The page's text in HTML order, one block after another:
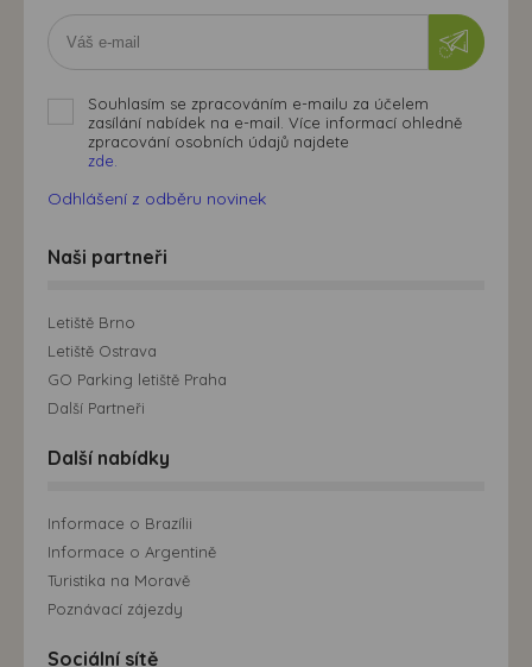
Souhlasím se zpracováním e-mailu za účelem
zasílání nabídek na e-mail. Více informací ohledně
zpracování osobních údajů najdete
zde.
Odhlášení z odběru novinek
Naši partneři
Letiště Brno
Letiště Ostrava
GO Parking letiště Praha
Další Partneři
Další nabídky
Informace o Brazílii
Informace o Argentině
Turistika na Moravě
Poznávací zájezdy
Sociální sítě